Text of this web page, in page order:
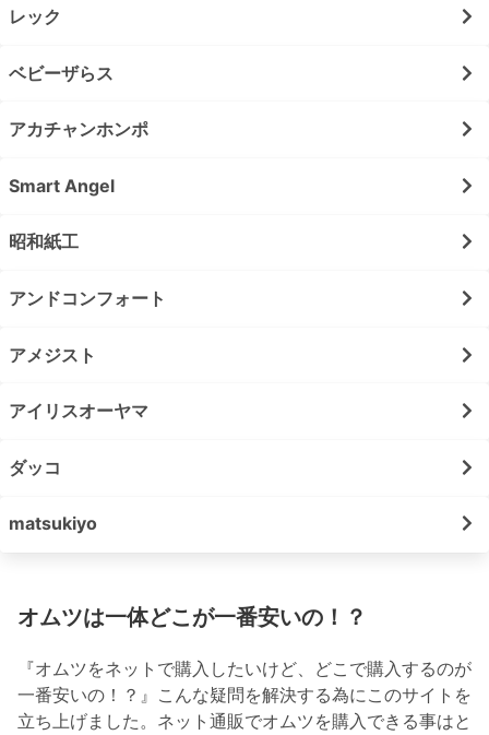
レック
ベビーザらス
アカチャンホンポ
Smart Angel
昭和紙工
アンドコンフォート
アメジスト
アイリスオーヤマ
ダッコ
matsukiyo
オムツは一体どこが一番安いの！？
『オムツをネットで購入したいけど、どこで購入するのが
一番安いの！？』こんな疑問を解決する為にこのサイトを
立ち上げました。ネット通販でオムツを購入できる事はと